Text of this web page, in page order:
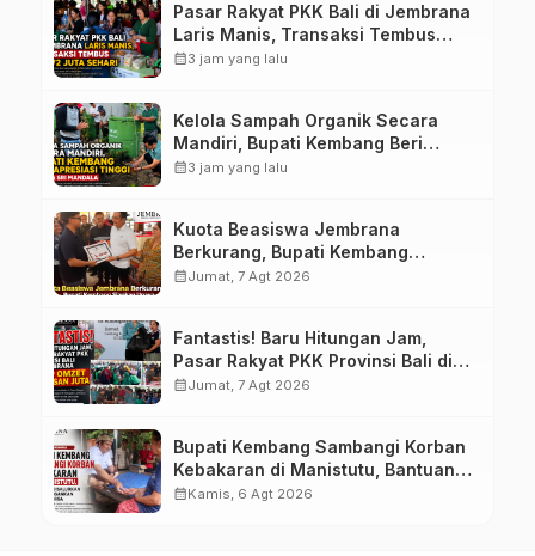
Pasar Rakyat PKK Bali di Jembrana
Laris Manis, Transaksi Tembus
Rp.672 Juta Sehari
calendar_month3 jam yang lalu
Kelola Sampah Organik Secara
Mandiri, Bupati Kembang Beri
Apresiasi Tinggi Warga Sri
calendar_month3 jam yang lalu
Kuota Beasiswa Jembrana
Berkurang, Bupati Kembang
Siapkan Upaya Penambahan di
calendar_monthJumat, 7 Agt 2026
Fantastis! Baru Hitungan Jam,
Pasar Rakyat PKK Provinsi Bali di
Jembrana Raup Omzet Ratusan
calendar_monthJumat, 7 Agt 2026
Bupati Kembang Sambangi Korban
Kebakaran di Manistutu, Bantuan
Disalurkan untuk Ringankan Beban
calendar_monthKamis, 6 Agt 2026